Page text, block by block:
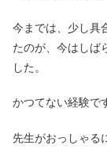
今までは、少し具
たのが、今はしば
した。
かつてない経験で
先生がおっしゃる